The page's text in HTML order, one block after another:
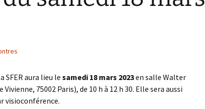
SFER aura lieu le samedi 18 mars 2023en salle Walter
Vivienne, 75002 Paris), de 10 h à 12 h 30. Elle sera aussi
visioconférence.